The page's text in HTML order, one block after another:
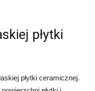
płytki
płytki ceramicznej.